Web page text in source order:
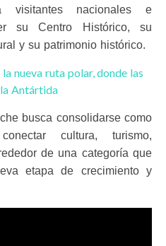
visitantes nacionales e
su Centro Histórico, su
y su patrimonio histórico.
nueva ruta polar, donde las
Antártida
busca consolidarse como
cultura, turismo,
de una categoría que
etapa de crecimiento y